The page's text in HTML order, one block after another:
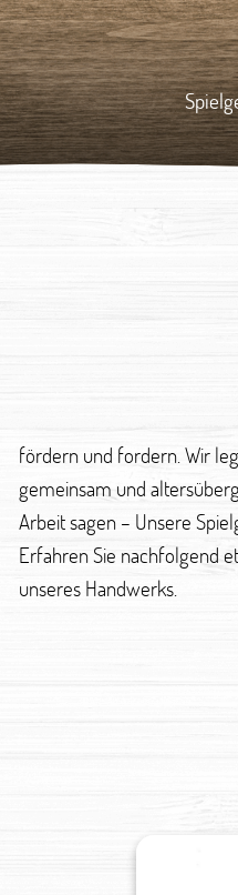
unseres Handwerks.